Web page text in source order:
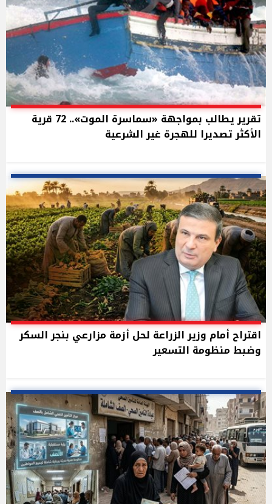
تقرير يطالب بمواجهة «سماسرة الموت».. 72 قرية
الأكثر تصديرا للهجرة غير الشرعية
اقتراح أمام وزير الزراعة لحل أزمة مزارعي بنجر السكر
وضبط منظومة التسعير